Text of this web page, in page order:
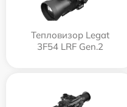
Тепловизор Legat
3F54 LRF Gen.2